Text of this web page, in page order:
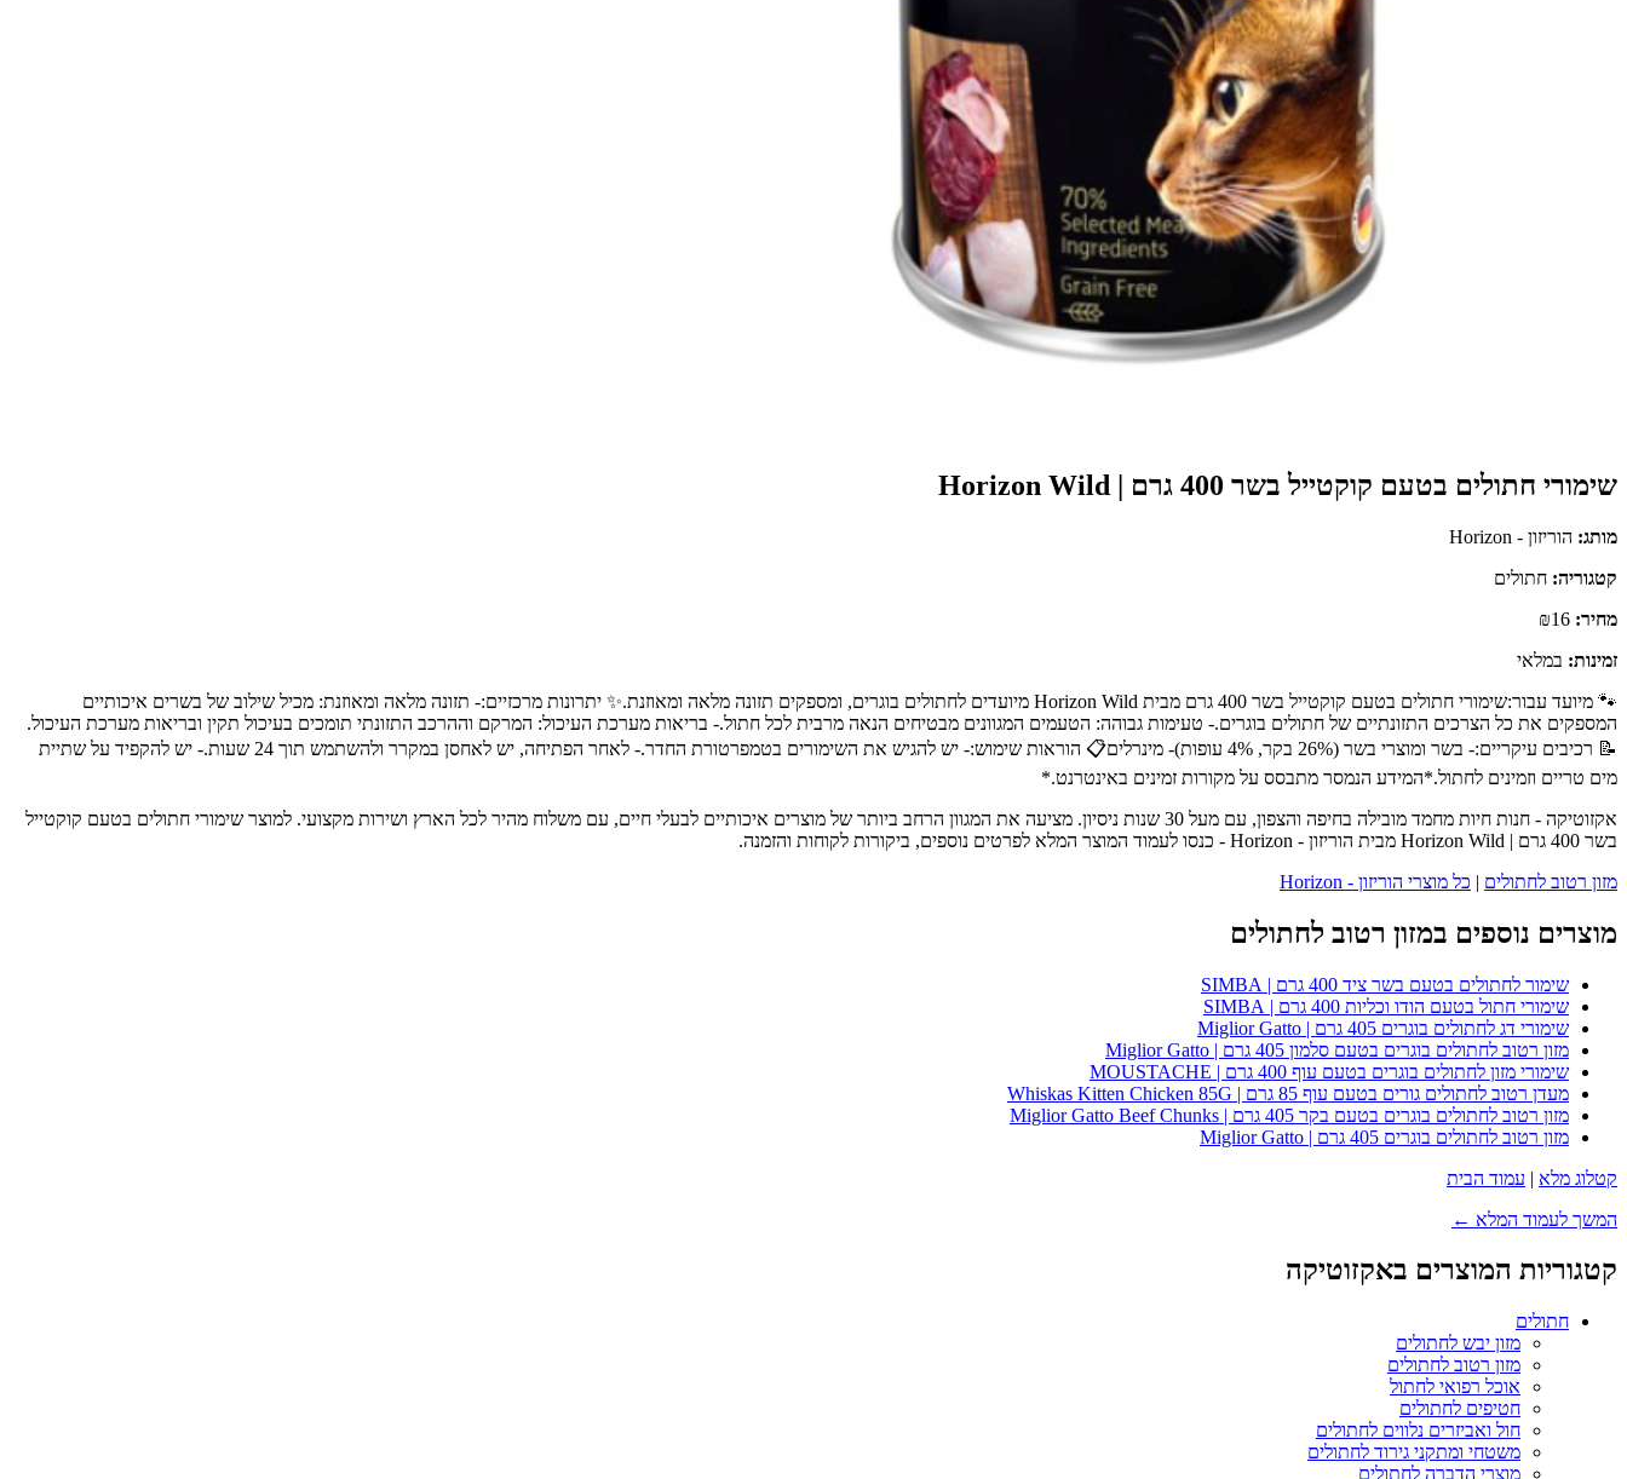
שימורי חתולים בטעם קוקטייל בשר 400 גרם | Horizon Wild
מותג: הוריזון - Horizon
קטגוריה: חתולים
מחיר:
זמינות: במלאי
🐾 מיועד עבור:שימורי חתולים בטעם קוקטייל בשר 400 גרם מבית Horizon Wild מיועדים לחתולים בוגרים, ומספקים תזונה מלאה ומאוזנת.✨ יתרונות מרכזיים:- תזונה מלאה ומאוזנת: מכיל שילוב של בשרים איכותיים
המספקים את כל הצרכים התזונתיים של חתולים בוגרים.- טעימות גבוהה: הטעמים המגוונים מבטיחים הנאה מרבית לכל חתול.- בריאות מערכת העיכול: המרקם וההרכב התזונתי תומכים בעיכול תקין ובריאות מערכת העיכול.
📝 רכיבים עיקריים:- בשר ומוצרי בשר (26% בקר, 4% עופות)- מינרלים📋 הוראות שימוש:- יש להגיש את השימורים בטמפרטורת החדר.- לאחר הפתיחה, יש לאחסן במקרר ולהשתמש תוך 24 שעות.- יש להקפיד על שתיית
מים טריים וזמינים לחתול.*המידע הנמסר מתבסס על מקורות זמינים באינטרנט.*
אקזוטיקה - חנות חיות מחמד מובילה בחיפה והצפון, עם מעל 30 שנות ניסיון. מציעה את המגוון הרחב ביותר של מוצרים איכותיים לבעלי חיים, עם משלוח מהיר לכל הארץ ושירות מקצועי. למוצר שימורי חתולים בטעם קוקטייל
בשר 400 גרם | Horizon Wild מבית הוריזון - Horizon - כנסו לעמוד המוצר המלא לפרטים נוספים, ביקורות לקוחות והזמנה.
מזון רטוב לחתולים | כל מוצרי הוריזון - Horizon
מוצרים נוספים במזון רטוב לחתולים
שימור לחתולים בטעם בשר ציד 400 גרם | SIMBA
שימורי חתול בטעם הודו וכליות 400 גרם | SIMBA
שימורי דג לחתולים בוגרים 405 גרם | Miglior Gatto
מזון רטוב לחתולים בוגרים בטעם סלמון 405 גרם | Miglior Gatto
שימורי מזון לחתולים בוגרים בטעם עוף 400 גרם | MOUSTACHE
מעדן רטוב לחתולים גורים בטעם עוף 85 גרם | Whiskas Kitten Chicken 85G
מזון רטוב לחתולים בוגרים בטעם בקר 405 גרם | Miglior Gatto Beef Chunks
מזון רטוב לחתולים בוגרים 405 גרם | Miglior Gatto
קטלוג מלא | עמוד הבית
המשך לעמוד המלא ←
קטגוריות המוצרים באקזוטיקה
חתולים
מזון יבש לחתולים
מזון רטוב לחתולים
אוכל רפואי לחתול
חטיפים לחתולים
חול ואביזרים נלווים לחתולים
משטחי ומתקני גירוד לחתולים
מוצרי הדברה לחתולים